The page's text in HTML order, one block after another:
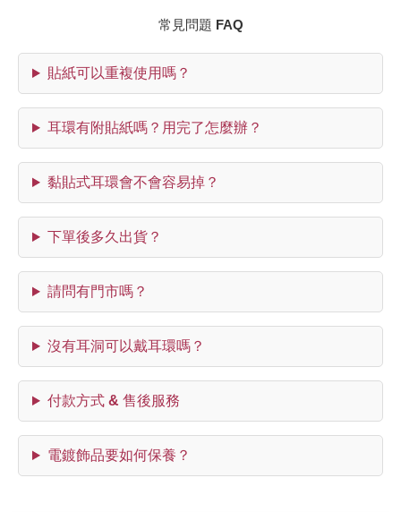
常見問題 FAQ
貼紙可以重複使用嗎？
耳環有附貼紙嗎？用完了怎麼辦？
黏貼式耳環會不會容易掉？
下單後多久出貨？
請問有門市嗎？
沒有耳洞可以戴耳環嗎？
付款方式 & 售後服務
電鍍飾品要如何保養？